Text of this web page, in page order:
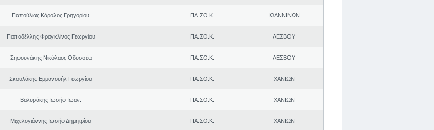
Παπούλιας Κάρολος Γρηγορίου ΠΑ.ΣΟ.Κ. ΙΩΑΝΝΙΝΩΝ
Παπαδέλλης Φραγκλίνος Γεωργίου ΠΑ.ΣΟ.Κ. ΛΕΣΒΟΥ
Σηφουνάκης Νικόλαος Οδυσσέα ΠΑ.ΣΟ.Κ. ΛΕΣΒΟΥ
Σκουλάκης Εμμανουήλ Γεωργίου ΠΑ.ΣΟ.Κ. ΧΑΝΙΩΝ
Βαλυράκης Ιωσήφ Ιωαν. ΠΑ.ΣΟ.Κ. ΧΑΝΙΩΝ
Μιχελογιάννης Ιωσήφ Δημητρίου ΠΑ.ΣΟ.Κ. ΧΑΝΙΩΝ